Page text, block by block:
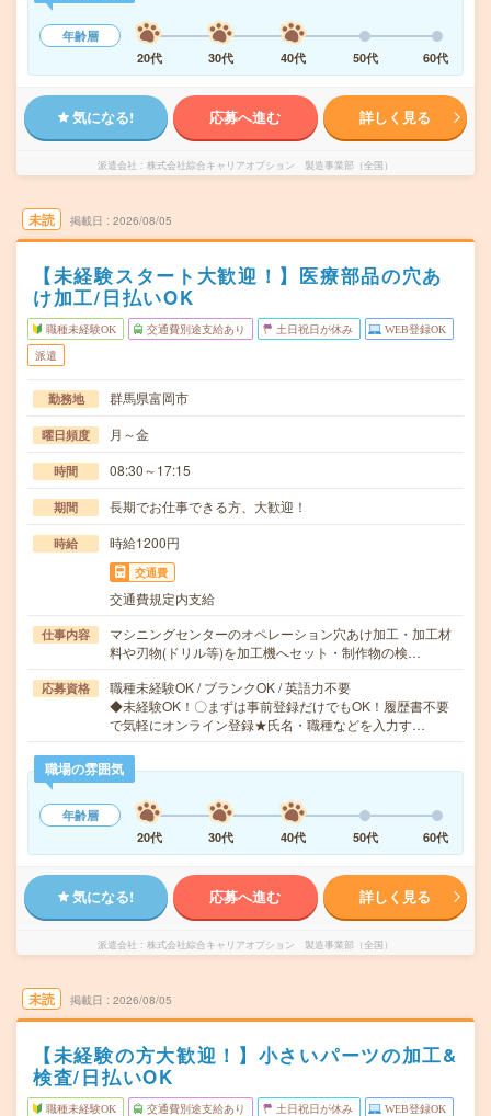
年齢層
20代
30代 40代 50代 60代
気になる! 応募へ進む 詳しく見る
派遣会社 株式会社綜合キャリアオプション 製造事業部（全国）
未読 掲載日 2026/08/05
【未経験スタート大歓迎！】医療部品の穴あ
け加工/日払いOK
職種未経験OK 交通費別途支給あり 土日祝日が休み WEB登録OK
派遣
勤務地 群馬県富岡市
曜日頻度 月～金
時間 08:30～17:15
期間 長期でお仕事できる方、大歓迎！
時給 時給1200円
交通費
交通費規定内支給
仕事内容
マシニングセンターのオペレーション穴あけ加工・加工材
料や刃物(ドリル等)を加工機へセット・制作物の検…
応募資格
職種未経験OK / ブランクOK / 英語力不要
◆未経験OK！〇まずは事前登録だけでもOK！履歴書不要
で気軽にオンライン登録★氏名・職種などを入力す…
職場の雰囲気
年齢層
20代
30代 40代 50代 60代
気になる! 応募へ進む 詳しく見る
派遣会社 株式会社綜合キャリアオプション 製造事業部（全国）
未読 掲載日 2026/08/05
【未経験の方大歓迎！】小さいパーツの加工&
検査/日払いOK
職種未経験OK 交通費別途支給あり 土日祝日が休み WEB登録OK